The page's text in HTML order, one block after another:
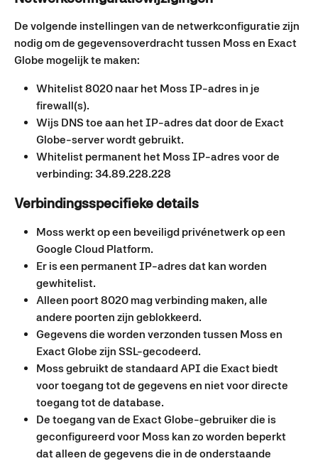
De volgende instellingen van de netwerkconfiguratie zijn
nodig om de gegevensoverdracht tussen Moss en Exact
Globe mogelijk te maken:
Whitelist 8020 naar het Moss IP-adres in je
firewall(s).
Wijs DNS toe aan het IP-adres dat door de Exact
Globe-server wordt gebruikt.
Whitelist permanent het Moss IP-adres voor de
verbinding: 34.89.228.228
Verbindingsspecifieke details
Moss werkt op een beveiligd privénetwerk op een
Google Cloud Platform.
Er is een permanent IP-adres dat kan worden
gewhitelist.
Alleen poort 8020 mag verbinding maken, alle
andere poorten zijn geblokkeerd.
Gegevens die worden verzonden tussen Moss en
Exact Globe zijn SSL-gecodeerd.
Moss gebruikt de standaard API die Exact biedt
voor toegang tot de gegevens en niet voor directe
toegang tot de database.
De toegang van de Exact Globe-gebruiker die is
geconfigureerd voor Moss kan zo worden beperkt
dat alleen de gegevens die in de onderstaande